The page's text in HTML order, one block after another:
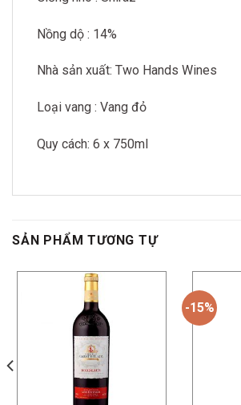
Nồng dộ : 14%
Nhà sản xuất: Two Hands Wines
Loại vang : Vang đỏ
Quy cách: 6 x 750ml
SẢN PHẨM TƯƠNG TỰ
-15%